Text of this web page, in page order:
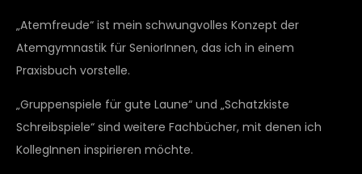
„Atemfreude“ ist mein schwungvolles Konzept der
Atemgymnastik für SeniorInnen, das ich in einem
Praxisbuch vorstelle.
„Gruppenspiele für gute Laune“ und „Schatzkiste
Schreibspiele“ sind weitere Fachbücher, mit denen ich
KollegInnen inspirieren möchte.